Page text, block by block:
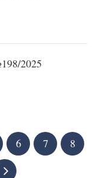
2025
6 7
8